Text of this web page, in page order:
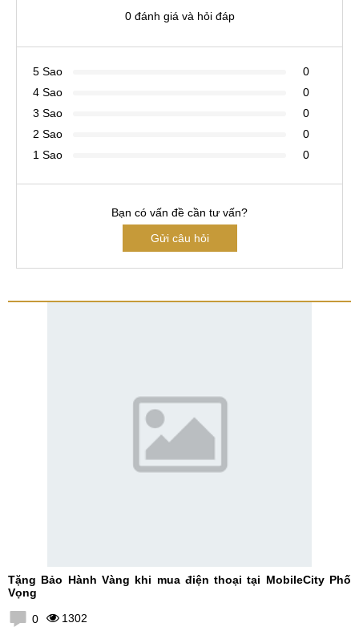
0 đánh giá và hỏi đáp
5 Sao
0
4 Sao
0
3 Sao
0
2 Sao
0
1 Sao
0
Bạn có vấn đề cần tư vấn?
Gửi câu hỏi
Tặng Bảo Hành Vàng khi mua điện thoại tại MobileCity Phố
Vọng
0 1302